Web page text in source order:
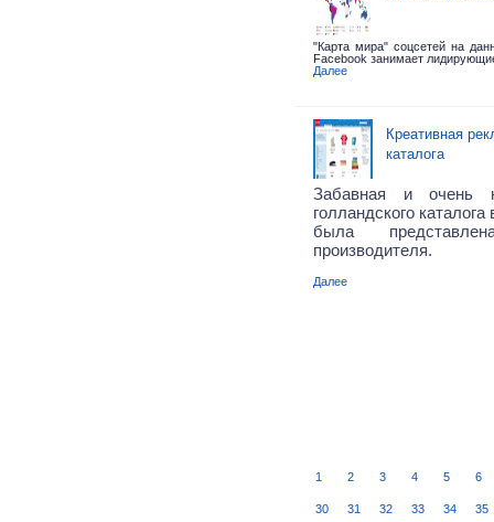
"Карта мира" соцсетей на
Facebook занимает
Далее
Креативная
каталога
Забавная и очень
голландского
была
производителя.
Далее
1 2 3 4 5 6
30 31 32 33 34 35